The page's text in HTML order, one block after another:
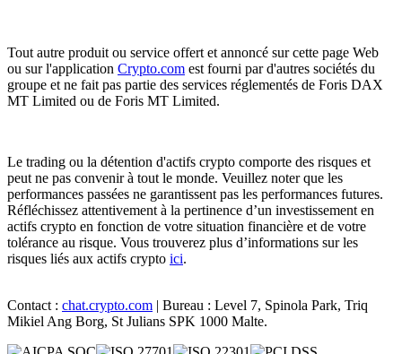
Tout autre produit ou service offert et annoncé sur cette page Web
ou sur l'application Crypto.com est fourni par d'autres sociétés du
groupe et ne fait pas partie des services réglementés de Foris DAX
MT Limited ou de Foris MT Limited.
Le trading ou la détention d'actifs crypto comporte des risques et
peut ne pas convenir à tout le monde. Veuillez noter que les
performances passées ne garantissent pas les performances futures.
Réfléchissez attentivement à la pertinence d’un investissement en
actifs crypto en fonction de votre situation financière et de votre
tolérance au risque. Vous trouverez plus d’informations sur les
risques liés aux actifs crypto ici.
Contact : chat.crypto.com | Bureau : Level 7, Spinola Park, Triq
Mikiel Ang Borg, St Julians SPK 1000 Malte.